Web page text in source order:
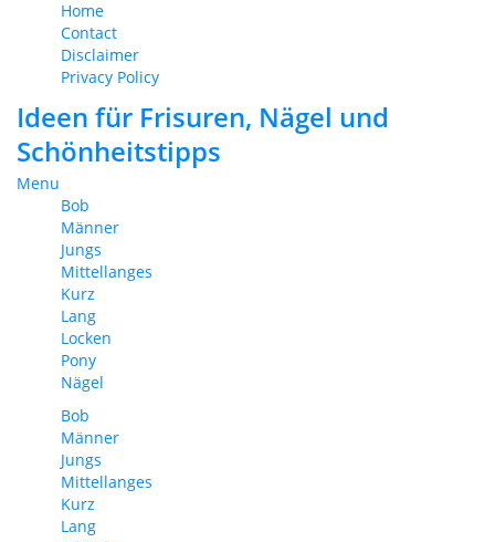
Home
Contact
Disclaimer
Privacy Policy
Ideen für Frisuren, Nägel und
Schönheitstipps
Menu
Bob
Männer
Jungs
Mittellanges
Kurz
Lang
Locken
Pony
Nägel
Bob
Männer
Jungs
Mittellanges
Kurz
Lang